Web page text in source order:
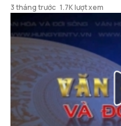
3 tháng trước 1.7K lượt xem